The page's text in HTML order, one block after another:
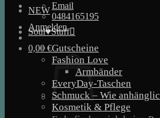
Email
0484165195
Anmelden
0,00€
NEW
Soul♥Stuff
Gutscheine
Fashion Love
Armbänder
EveryDay-Taschen
Schmuck – Wie
Kosmetik & Pflege